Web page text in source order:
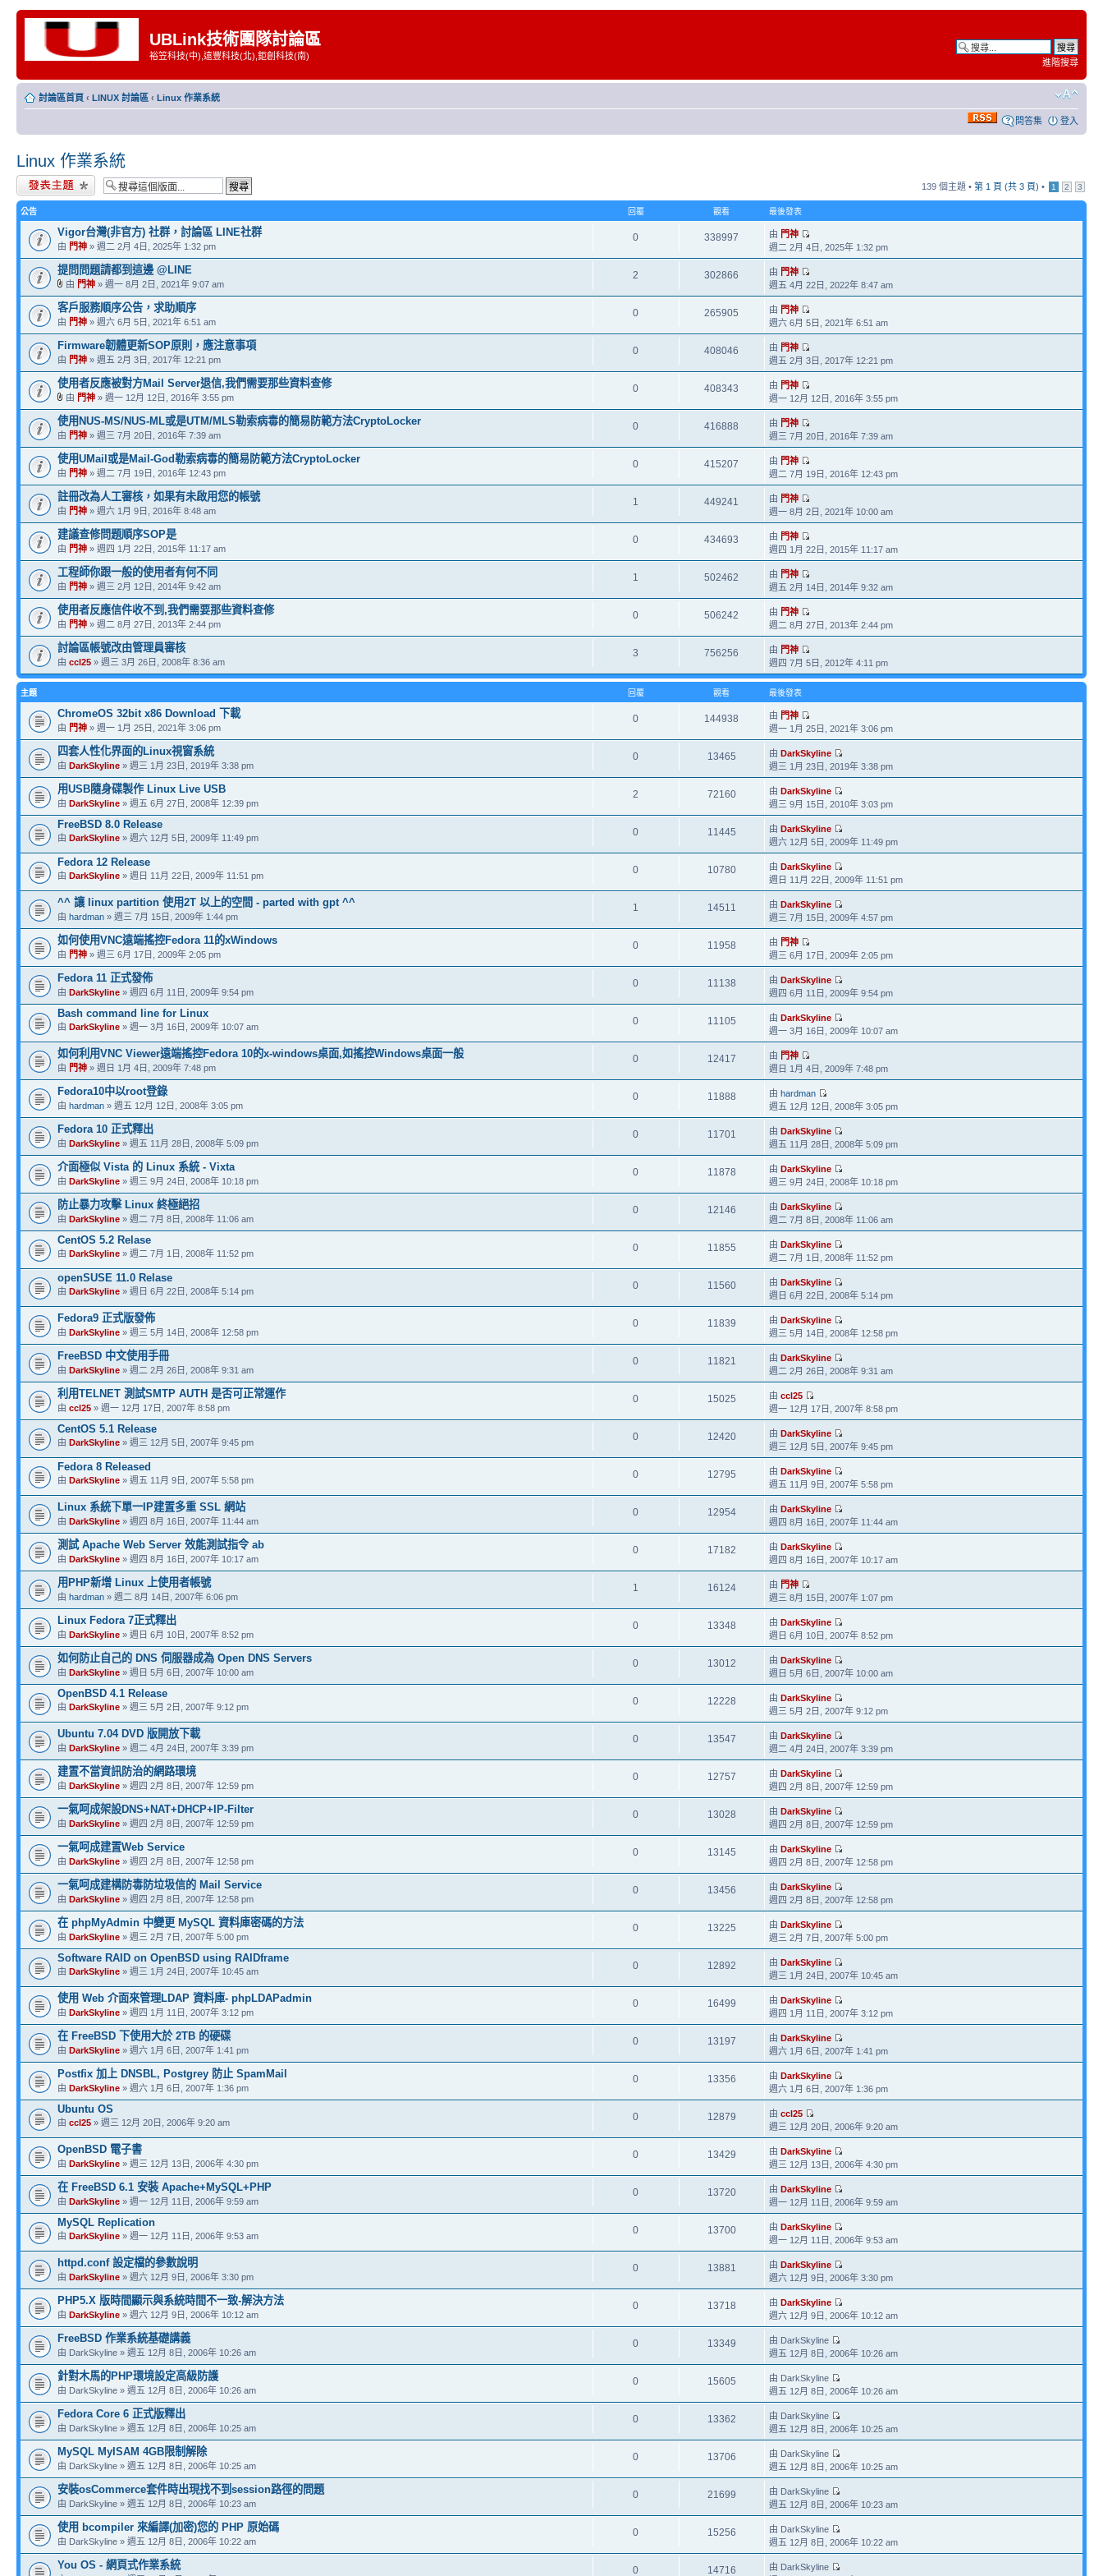
UBLink技術團隊討論區
裕笠科技(中),遠豐科技(北),鉅創科技(南)
進階搜尋
討論區首頁 ‹ LINUX 討論區 ‹ Linux 作業系統
問答集 登入
Linux 作業系統
發表新主題 139 個主題 • 第 1 頁 (共 3 頁) • 1 2 3
公告 回覆 觀看 最後發表
Vigor台灣(非官方) 社群，討論區 LINE社群
由 門神 » 週二 2月 4日, 2025年 1:32 pm
0 338997 由 門神
週二 2月 4日, 2025年 1:32 pm
提問問題請都到這邊 @LINE
由 門神 » 週一 8月 2日, 2021年 9:07 am
2 302866 由 門神
週五 4月 22日, 2022年 8:47 am
客戶服務順序公告，求助順序
由 門神 » 週六 6月 5日, 2021年 6:51 am
0 265905 由 門神
週六 6月 5日, 2021年 6:51 am
Firmware韌體更新SOP原則，應注意事項
由 門神 » 週五 2月 3日, 2017年 12:21 pm
0 408046 由 門神
週五 2月 3日, 2017年 12:21 pm
使用者反應被對方Mail Server退信,我們需要那些資料查修
由 門神 » 週一 12月 12日, 2016年 3:55 pm
0 408343 由 門神
週一 12月 12日, 2016年 3:55 pm
使用NUS-MS/NUS-ML或是UTM/MLS勒索病毒的簡易防範方法CryptoLocker
由 門神 » 週三 7月 20日, 2016年 7:39 am
0 416888 由 門神
週三 7月 20日, 2016年 7:39 am
使用UMail或是Mail-God勒索病毒的簡易防範方法CryptoLocker
由 門神 » 週二 7月 19日, 2016年 12:43 pm
0 415207 由 門神
週二 7月 19日, 2016年 12:43 pm
註冊改為人工審核，如果有未啟用您的帳號
由 門神 » 週六 1月 9日, 2016年 8:48 am
1 449241 由 門神
週一 8月 2日, 2021年 10:00 am
建議查修問題順序SOP是
由 門神 » 週四 1月 22日, 2015年 11:17 am
0 434693 由 門神
週四 1月 22日, 2015年 11:17 am
工程師你跟一般的使用者有何不同
由 門神 » 週三 2月 12日, 2014年 9:42 am
1 502462 由 門神
週五 2月 14日, 2014年 9:32 am
使用者反應信件收不到,我們需要那些資料查修
由 門神 » 週二 8月 27日, 2013年 2:44 pm
0 506242 由 門神
週二 8月 27日, 2013年 2:44 pm
討論區帳號改由管理員審核
由 ccl25 » 週三 3月 26日, 2008年 8:36 am
3 756256 由 門神
週四 7月 5日, 2012年 4:11 pm
主題 回覆 觀看 最後發表
ChromeOS 32bit x86 Download 下載
由 門神 » 週一 1月 25日, 2021年 3:06 pm
0 144938 由 門神
週一 1月 25日, 2021年 3:06 pm
四套人性化界面的Linux視窗系統
由 DarkSkyline » 週三 1月 23日, 2019年 3:38 pm
0 13465 由DarkSkyline
週三 1月 23日, 2019年 3:38 pm
用USB隨身碟製作 Linux Live USB
由 DarkSkyline » 週五 6月 27日, 2008年 12:39 pm
2 72160 由DarkSkyline
週三 9月 15日, 2010年 3:03 pm
FreeBSD 8.0 Release
由 DarkSkyline » 週六 12月 5日, 2009年 11:49 pm 0 11445 由DarkSkyline
週六 12月 5日, 2009年 11:49 pm
Fedora 12 Release
由 DarkSkyline » 週日 11月 22日, 2009年 11:51 pm 0 10780 由DarkSkyline
週日 11月 22日, 2009年 11:51 pm
^^ 讓 linux partition 使用2T 以上的空間 - parted with gpt ^^
由 hardman » 週三 7月 15日, 2009年 1:44 pm
1 14511 由DarkSkyline
週三 7月 15日, 2009年 4:57 pm
如何使用VNC遠端搖控Fedora 11的xWindows
由 門神 » 週三 6月 17日, 2009年 2:05 pm
0 11958 由 門神
週三 6月 17日, 2009年 2:05 pm
Fedora 11 正式發佈
由 DarkSkyline » 週四 6月 11日, 2009年 9:54 pm
0 11138 由DarkSkyline
週四 6月 11日, 2009年 9:54 pm
Bash command line for Linux
由 DarkSkyline » 週一 3月 16日, 2009年 10:07 am 0 11105 由DarkSkyline
週一 3月 16日, 2009年 10:07 am
如何利用VNC Viewer遠端搖控Fedora 10的x-windows桌面,如搖控Windows桌面一般
由 門神 » 週日 1月 4日, 2009年 7:48 pm
0 12417 由 門神
週日 1月 4日, 2009年 7:48 pm
Fedora10中以root登錄
由 hardman » 週五 12月 12日, 2008年 3:05 pm
0 11888 由hardman
週五 12月 12日, 2008年 3:05 pm
Fedora 10 正式釋出
由 DarkSkyline » 週五 11月 28日, 2008年 5:09 pm
0 11701 由DarkSkyline
週五 11月 28日, 2008年 5:09 pm
介面極似 Vista 的 Linux 系統 - Vixta
由 DarkSkyline » 週三 9月 24日, 2008年 10:18 pm
0 11878 由DarkSkyline
週三 9月 24日, 2008年 10:18 pm
防止暴力攻擊 Linux 終極絕招
由 DarkSkyline » 週二 7月 8日, 2008年 11:06 am
0 12146 由DarkSkyline
週二 7月 8日, 2008年 11:06 am
CentOS 5.2 Relase
由 DarkSkyline » 週二 7月 1日, 2008年 11:52 pm 0 11855 由DarkSkyline
週二 7月 1日, 2008年 11:52 pm
openSUSE 11.0 Relase
由 DarkSkyline » 週日 6月 22日, 2008年 5:14 pm 0 11560 由DarkSkyline
週日 6月 22日, 2008年 5:14 pm
Fedora9 正式版發佈
由 DarkSkyline » 週三 5月 14日, 2008年 12:58 pm
0 11839 由DarkSkyline
週三 5月 14日, 2008年 12:58 pm
FreeBSD 中文使用手冊
由 DarkSkyline » 週二 2月 26日, 2008年 9:31 am
0 11821 由DarkSkyline
週二 2月 26日, 2008年 9:31 am
利用TELNET 測試SMTP AUTH 是否可正常運作
由 ccl25 » 週一 12月 17日, 2007年 8:58 pm
0 15025 由ccl25
週一 12月 17日, 2007年 8:58 pm
CentOS 5.1 Release
由 DarkSkyline » 週三 12月 5日, 2007年 9:45 pm 0 12420 由DarkSkyline
週三 12月 5日, 2007年 9:45 pm
Fedora 8 Released
由 DarkSkyline » 週五 11月 9日, 2007年 5:58 pm 0 12795 由DarkSkyline
週五 11月 9日, 2007年 5:58 pm
Linux 系統下單一IP建置多重 SSL 網站
由 DarkSkyline » 週四 8月 16日, 2007年 11:44 am
0 12954 由DarkSkyline
週四 8月 16日, 2007年 11:44 am
測試 Apache Web Server 效能測試指令 ab
由 DarkSkyline » 週四 8月 16日, 2007年 10:17 am
0 17182 由DarkSkyline
週四 8月 16日, 2007年 10:17 am
用PHP新增 Linux 上使用者帳號
由 hardman » 週二 8月 14日, 2007年 6:06 pm
1 16124 由 門神
週三 8月 15日, 2007年 1:07 pm
Linux Fedora 7正式釋出
由 DarkSkyline » 週日 6月 10日, 2007年 8:52 pm
0 13348 由DarkSkyline
週日 6月 10日, 2007年 8:52 pm
如何防止自己的 DNS 伺服器成為 Open DNS Servers
由 DarkSkyline » 週日 5月 6日, 2007年 10:00 am
0 13012 由DarkSkyline
週日 5月 6日, 2007年 10:00 am
OpenBSD 4.1 Release
由 DarkSkyline » 週三 5月 2日, 2007年 9:12 pm 0 12228 由DarkSkyline
週三 5月 2日, 2007年 9:12 pm
Ubuntu 7.04 DVD 版開放下載
由 DarkSkyline » 週二 4月 24日, 2007年 3:39 pm
0 13547 由DarkSkyline
週二 4月 24日, 2007年 3:39 pm
建置不當資訊防治的網路環境
由 DarkSkyline » 週四 2月 8日, 2007年 12:59 pm
0 12757 由DarkSkyline
週四 2月 8日, 2007年 12:59 pm
一氣呵成架設DNS+NAT+DHCP+IP-Filter
由 DarkSkyline » 週四 2月 8日, 2007年 12:59 pm
0 13028 由DarkSkyline
週四 2月 8日, 2007年 12:59 pm
一氣呵成建置Web Service
由 DarkSkyline » 週四 2月 8日, 2007年 12:58 pm
0 13145 由DarkSkyline
週四 2月 8日, 2007年 12:58 pm
一氣呵成建構防毒防垃圾信的 Mail Service
由 DarkSkyline » 週四 2月 8日, 2007年 12:58 pm
0 13456 由DarkSkyline
週四 2月 8日, 2007年 12:58 pm
在 phpMyAdmin 中變更 MySQL 資料庫密碼的方法
由 DarkSkyline » 週三 2月 7日, 2007年 5:00 pm
0 13225 由DarkSkyline
週三 2月 7日, 2007年 5:00 pm
Software RAID on OpenBSD using RAIDframe
由 DarkSkyline » 週三 1月 24日, 2007年 10:45 am 0 12892 由DarkSkyline
週三 1月 24日, 2007年 10:45 am
使用 Web 介面來管理LDAP 資料庫- phpLDAPadmin
由 DarkSkyline » 週四 1月 11日, 2007年 3:12 pm
0 16499 由DarkSkyline
週四 1月 11日, 2007年 3:12 pm
在 FreeBSD 下使用大於 2TB 的硬碟
由 DarkSkyline » 週六 1月 6日, 2007年 1:41 pm
0 13197 由DarkSkyline
週六 1月 6日, 2007年 1:41 pm
Postfix 加上 DNSBL, Postgrey 防止 SpamMail
由 DarkSkyline » 週六 1月 6日, 2007年 1:36 pm
0 13356 由DarkSkyline
週六 1月 6日, 2007年 1:36 pm
Ubuntu OS
由 ccl25 » 週三 12月 20日, 2006年 9:20 am 0 12879 由ccl25
週三 12月 20日, 2006年 9:20 am
OpenBSD 電子書
由 DarkSkyline » 週三 12月 13日, 2006年 4:30 pm
0 13429 由DarkSkyline
週三 12月 13日, 2006年 4:30 pm
在 FreeBSD 6.1 安裝 Apache+MySQL+PHP
由 DarkSkyline » 週一 12月 11日, 2006年 9:59 am
0 13720 由DarkSkyline
週一 12月 11日, 2006年 9:59 am
MySQL Replication
由 DarkSkyline » 週一 12月 11日, 2006年 9:53 am 0 13700 由DarkSkyline
週一 12月 11日, 2006年 9:53 am
httpd.conf 設定檔的參數說明
由 DarkSkyline » 週六 12月 9日, 2006年 3:30 pm
0 13881 由DarkSkyline
週六 12月 9日, 2006年 3:30 pm
PHP5.X 版時間顯示與系統時間不一致-解決方法
由 DarkSkyline » 週六 12月 9日, 2006年 10:12 am
0 13718 由DarkSkyline
週六 12月 9日, 2006年 10:12 am
FreeBSD 作業系統基礎講義
由 DarkSkyline » 週五 12月 8日, 2006年 10:26 am
0 13349
由 DarkSkyline
週五 12月 8日, 2006年 10:26 am
針對木馬的PHP環境設定高級防護
由 DarkSkyline » 週五 12月 8日, 2006年 10:26 am
0 15605
由 DarkSkyline
週五 12月 8日, 2006年 10:26 am
Fedora Core 6 正式版釋出
由 DarkSkyline » 週五 12月 8日, 2006年 10:25 am
0 13362
由 DarkSkyline
週五 12月 8日, 2006年 10:25 am
MySQL MyISAM 4GB限制解除
由 DarkSkyline » 週五 12月 8日, 2006年 10:25 am
0 13706
由 DarkSkyline
週五 12月 8日, 2006年 10:25 am
安裝osCommerce套件時出現找不到session路徑的問題
由 DarkSkyline » 週五 12月 8日, 2006年 10:23 am
0 21699
由 DarkSkyline
週五 12月 8日, 2006年 10:23 am
使用 bcompiler 來編譯(加密)您的 PHP 原始碼
由 DarkSkyline » 週五 12月 8日, 2006年 10:22 am
0 15256
由 DarkSkyline
週五 12月 8日, 2006年 10:22 am
You OS - 網頁式作業系統 0 14716
由 DarkSkyline